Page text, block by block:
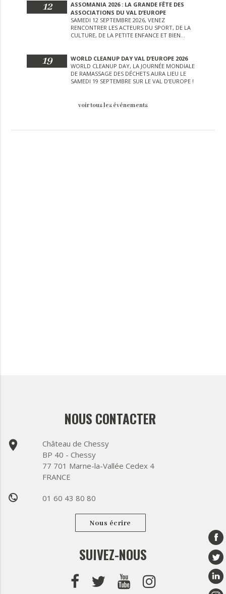
12
ASSOMANIA 2026 : LA GRANDE FÊTE DES
ASSOCIATIONS DU VAL D’EUROPE
SAMEDI 12 SEPTEMBRE 2026, VENEZ
RENCONTRER LES ACTEURS DU SPORT, DE LA
CULTURE, DE LA PETITE ENFANCE ET BIEN
19
WORLD CLEANUP DAY VAL D’EUROPE 2026
WORLD CLEANUP DAY, LA JOURNÉE MONDIALE
DE RAMASSAGE DES DÉCHETS AURA LIEU LE
SAMEDI 19 SEPTEMBRE SUR LE VAL D’EUROPE !
voir tous les événements
NOUS CONTACTER
place
Château de Chessy
BP 40 - Chessy
77 701 Marne-la-Vallée Cedex 4
FRANCE
phone 01 60 43 80 80
Nous écrire
SUIVEZ-NOUS